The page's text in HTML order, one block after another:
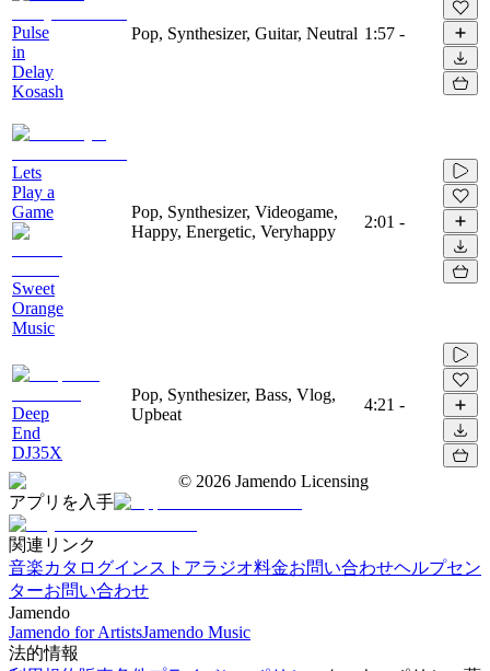
Pulse
in
Delay
Kosash
Pop, Synthesizer, Guitar, Neutral 1:57 -
Lets
Play a
Game
Sweet
Orange
Music
Pop, Synthesizer, Videogame,
Happy, Energetic, Veryhappy
2:01 -
Deep
End
DJ35X
Pop, Synthesizer, Bass, Vlog,
Upbeat
4:21 -
© 2026 Jamendo Licensing
アプリを入手
関連リンク
音楽カタログインストアラジオ料金お問い合わせヘルプセン
ターお問い合わせ
Jamendo
Jamendo for ArtistsJamendo Music
法的情報